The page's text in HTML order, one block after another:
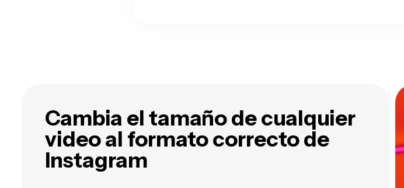
Cambia el tamaño de cualquier
video al formato correcto de
Instagram